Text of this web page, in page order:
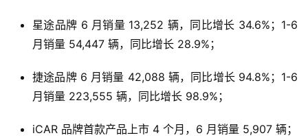
星途品牌 6 月销量 13,252 辆，同比增长 34.6%；1-6
月销量 54,447 辆，同比增长 28.9%；
捷途品牌 6 月销量 42,088 辆，同比增长 94.8%；1-6
月销量 223,555 辆，同比增长 98.9%；
iCAR 品牌首款产品上市 4 个月，6 月销量 5,907 辆；